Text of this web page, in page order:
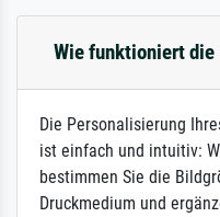
Wie funktioniert
Die Personalisierung
ist einfach und intuitiv:
bestimmen Sie die
Druckmedium und